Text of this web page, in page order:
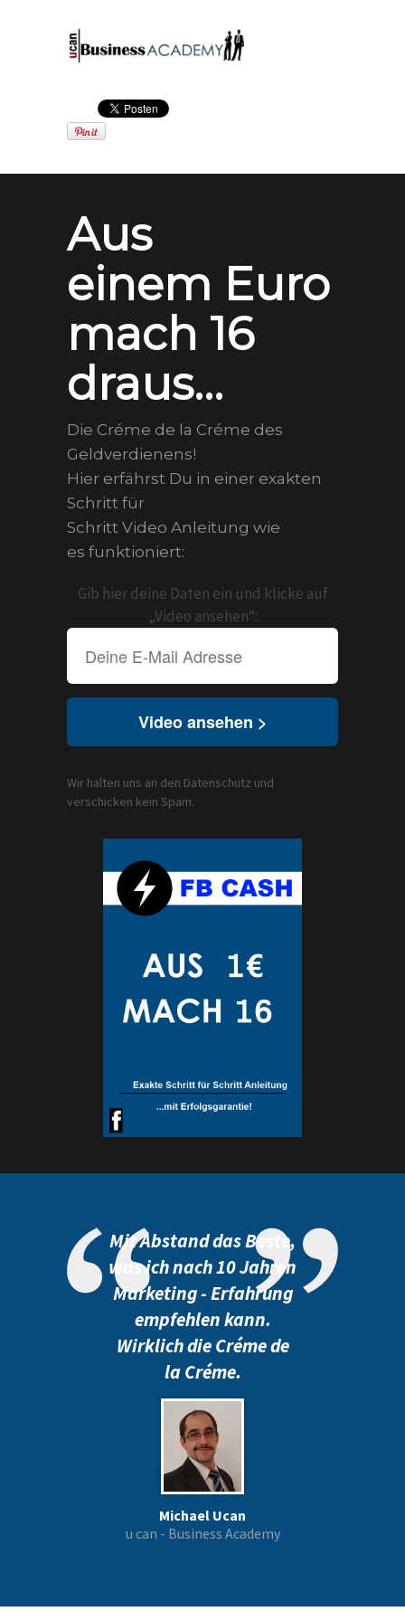
Aus
einem Euro
mach 16
draus...
Die Créme de la Créme des
Geldverdienens!
Hier erfährst Du in einer exakten
Schritt für
Schritt Video Anleitung wie
es funktioniert:
Gib hier deine Daten ein und klicke auf
„Video ansehen“:
Video ansehen >
Wir halten uns an den Datenschutz und
verschicken kein Spam.
Mit Abstand das Beste,
was ich nach 10 Jahren
Marketing - Erfahrung
empfehlen kann.
Wirklich die Créme de
la Créme.
Michael Ucan
u can - Business Academy